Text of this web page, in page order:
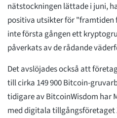
nätstockningen lättade i juni,
positiva utsikter för "framtiden
inte första gången ett
påverkats av de rådande
Det avslöjades också att
till cirka 149 900 Bitcoin-
tidigare av BitcoinWisdom har
med digitala tillgångsföretaget